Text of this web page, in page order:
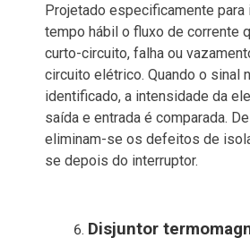
Projetado especificamente para
tempo hábil o fluxo de corrente
curto-circuito, falha ou
circuito elétrico. Quando o sinal
identificado, a intensidade da
saída e entrada é comparada.
eliminam-se os defeitos de
se depois do interruptor.
Disjuntor